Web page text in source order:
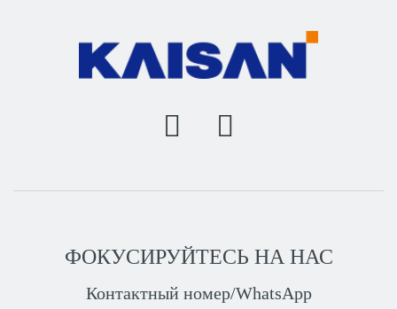
ФОКУСИРУЙТЕСЬ НА НАС
Контактный номер/WhatsApp